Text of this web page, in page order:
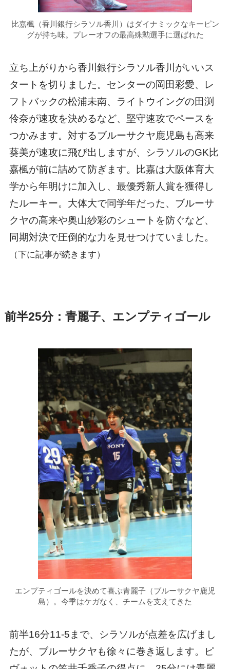
比嘉楓（香川銀行シラソル香川）はダイナミックなキーピン
グが持ち味。プレーオフの最高殊勲選手に選ばれた
立ち上がりから香川銀行シラソル香川がいいス
タートを切りました。センターの岡田彩愛、レ
フトバックの松浦未南、ライトウイングの田渕
伶奈が速攻を決めるなど、堅守速攻でペースを
つかみます。対するブルーサクヤ鹿児島も高来
葵美が速攻に飛び出しますが、シラソルのGK比
嘉楓が前に詰めて防ぎます。比嘉は大阪体育大
学から年明けに加入し、最優秀新人賞を獲得し
たルーキー。大体大で同学年だった、ブルーサ
クヤの高来や奥山紗彩のシュートを防ぐなど、
同期対決で圧倒的な力を見せつけていました。
（下に記事が続きます）
前半25分：青麗子、エンプティゴール
エンプティゴールを決めて喜ぶ青麗子（ブルーサクヤ鹿児
島）。今季はケガなく、チームを支えてきた
前半16分11-5まで、シラソルが点差を広げまし
たが、ブルーサクヤも徐々に巻き返します。ピ